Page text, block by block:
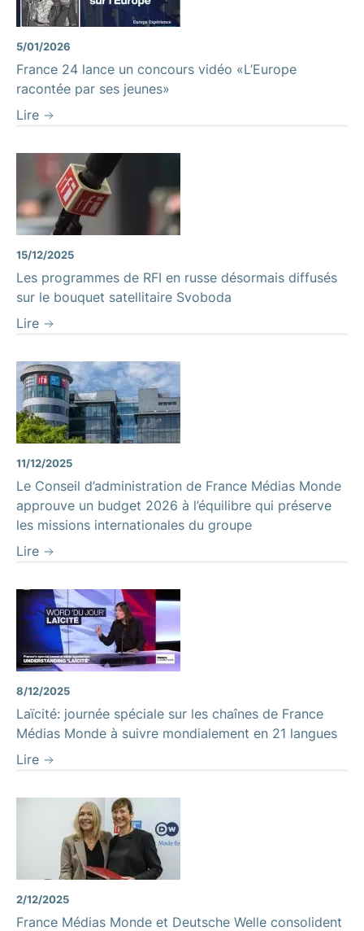
5/01/2026
France 24 lance un concours vidéo «L’Europe
racontée par ses jeunes»
Lire
15/12/2025
Les programmes de RFI en russe désormais diffusés
sur le bouquet satellitaire Svoboda
Lire
11/12/2025
Le Conseil d’administration de France Médias Monde
approuve un budget 2026 à l’équilibre qui préserve
les missions internationales du groupe
Lire
8/12/2025
Laïcité: journée spéciale sur les chaînes de France
Médias Monde à suivre mondialement en 21 langues
Lire
2/12/2025
France Médias Monde et Deutsche Welle consolident